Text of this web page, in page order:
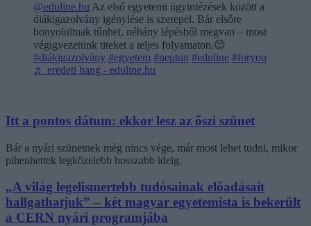
@eduline.hu Az első egyetemi ügyintézések között a
diákigazolvány igénylése is szerepel. Bár elsőre
bonyolultnak tűnhet, néhány lépésből megvan – most
végigvezetünk titeket a teljes folyamaton.😉
#diákigazolvány #egyetem #neptun #eduline #foryou
♬ eredeti hang - eduline.hu
Itt a pontos dátum: ekkor lesz az őszi szünet
Bár a nyári szünetnek még nincs vége, már most lehet tudni, mikor
pihenhettek legközelebb hosszabb ideig.
„A világ legelismertebb tudósainak előadásait
hallgathatjuk” – két magyar egyetemista is bekerült
a CERN nyári programjába